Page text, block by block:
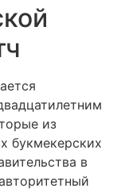
из
букмекерских
в